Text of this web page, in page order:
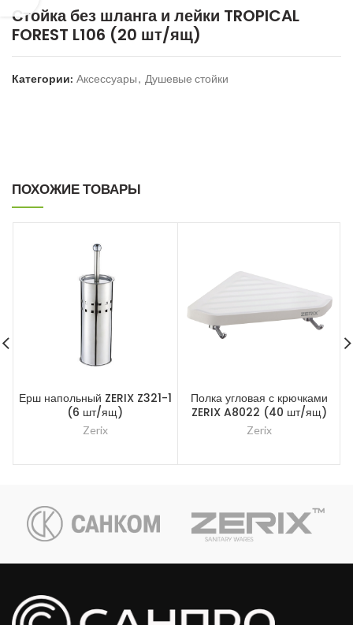
Стойка без шланга и лейки TROPICAL
FOREST L106 (20 шт/ящ)
Категории: Аксессуары, Душевые стойки
ПОХОЖИЕ ТОВАРЫ
Ерш напольный ZERIX Z321-1
(6 шт/ящ)
Zerix
Полка угловая с крючками
ZERIX A8022 (40 шт/ящ)
Zerix